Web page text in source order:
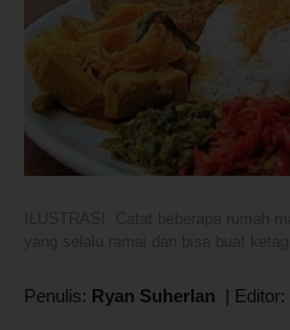
Penulis: Ryan Suherlan | Editor: